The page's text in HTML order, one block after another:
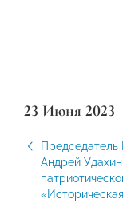
23 Июня 2023
Андрей